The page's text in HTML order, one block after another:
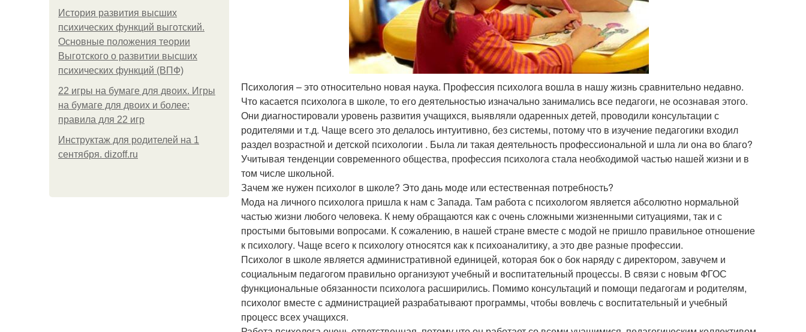
История развития высших
психических функций выготский.
Основные положения теории
Выготского о развитии высших
психических функций (ВПФ)
22 игры на бумаге для двоих. Игры
на бумаге для двоих и более:
правила для 22 игр
Инструктаж для родителей на 1
сентября. dizoff.ru
Психология – это относительно новая наука. Профессия психолога вошла в нашу жизнь сравнительно недавно.
Что касается психолога в школе, то его деятельностью изначально занимались все педагоги, не осознавая этого.
Они диагностировали уровень развития учащихся, выявляли одаренных детей, проводили консультации с
родителями и т.д. Чаще всего это делалось интуитивно, без системы, потому что в изучение педагогики входил
раздел возрастной и детской психологии . Была ли такая деятельность профессиональной и шла ли она во благо?
Учитывая тенденции современного общества, профессия психолога стала необходимой частью нашей жизни и в
том числе школьной.
Зачем же нужен психолог в школе? Это дань моде или естественная потребность?
Мода на личного психолога пришла к нам с Запада. Там работа с психологом является абсолютно нормальной
частью жизни любого человека. К нему обращаются как с очень сложными жизненными ситуациями, так и с
простыми бытовыми вопросами. К сожалению, в нашей стране вместе с модой не пришло правильное отношение
к психологу. Чаще всего к психологу относятся как к психоаналитику, а это две разные профессии.
Психолог в школе является административной единицей, которая бок о бок наряду с директором, завучем и
социальным педагогом правильно организуют учебный и воспитательный процессы. В связи с новым ФГОС
функциональные обязанности психолога расширились. Помимо консультаций и помощи педагогам и родителям,
психолог вместе с администрацией разрабатывают программы, чтобы вовлечь с воспитательный и учебный
процесс всех учащихся.